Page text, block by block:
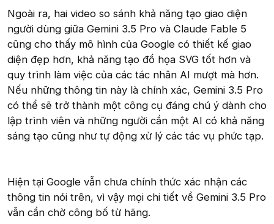
Ngoài ra, hai video so sánh khả năng tạo giao diện
người dùng giữa Gemini 3.5 Pro và Claude Fable 5
cũng cho thấy mô hình của Google có thiết kế giao
diện đẹp hơn, khả năng tạo đồ họa SVG tốt hơn và
quy trình làm việc của các tác nhân AI mượt mà hơn.
Nếu những thông tin này là chính xác, Gemini 3.5 Pro
có thể sẽ trở thành một công cụ đáng chú ý dành cho
lập trình viên và những người cần một AI có khả năng
sáng tạo cũng như tự động xử lý các tác vụ phức tạp.
Hiện tại Google vẫn chưa chính thức xác nhận các
thông tin nói trên, vì vậy mọi chi tiết về Gemini 3.5 Pro
vẫn cần chờ công bố từ hãng.